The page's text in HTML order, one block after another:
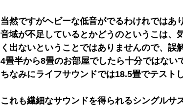
当然ですがヘビーな低音がでるわけれではあ
音域が不足しているとかどうのというこは、
く出ないということではありませんので、誤
4畳半から8畳のお部屋でしたら十分ではない
ちなみにライフサウンドでは18.5畳でテスト
これも繊細なサウンドを得られるシングルサ